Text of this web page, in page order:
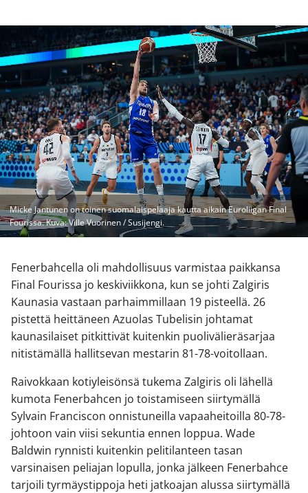
Micke Jantunen on toinen suomalaispelaaja kautta aikain Euroliigan Final
Fourissa. Kuva: Ville Vuorinen / Susijengi.
Fenerbahcella oli mahdollisuus varmistaa paikkansa
Final Fourissa jo keskiviikkona, kun se johti Zalgiris
Kaunasia vastaan parhaimmillaan 19 pisteellä. 26
pistettä heittäneen Azuolas Tubelisin johtamat
kaunasilaiset pitkittivät kuitenkin puolivälieräsarjaa
nitistämällä hallitsevan mestarin 81-78-voitollaan.
Raivokkaan kotiyleisönsä tukema Zalgiris oli lähellä
kumota Fenerbahcen jo toistamiseen siirtymällä
Sylvain Franciscon onnistuneilla vapaaheitoilla 80-78-
johtoon vain viisi sekuntia ennen loppua. Wade
Baldwin rynnisti kuitenkin pelitilanteen tasan
varsinaisen peliajan lopulla, jonka jälkeen Fenerbahce
tarjoili tyrmäystippoja heti jatkoajan alussa siirtymällä